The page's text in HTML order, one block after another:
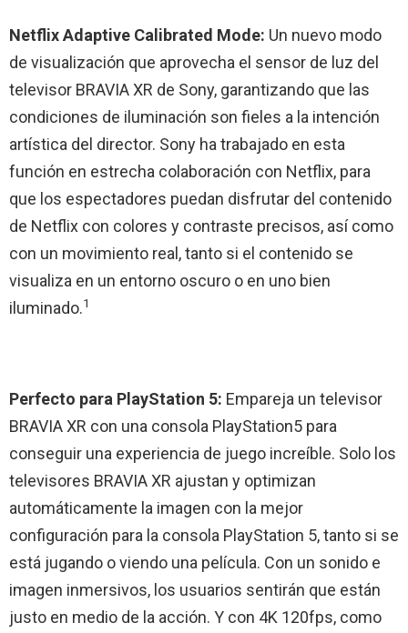
Netflix Adaptive Calibrated Mode: Un nuevo modo
de visualización que aprovecha el sensor de luz del
televisor BRAVIA XR de Sony, garantizando que las
condiciones de iluminación son fieles a la intención
artística del director. Sony ha trabajado en esta
función en estrecha colaboración con Netflix, para
que los espectadores puedan disfrutar del contenido
de Netflix con colores y contraste precisos, así como
con un movimiento real, tanto si el contenido se
visualiza en un entorno oscuro o en uno bien
iluminado.1
Perfecto para PlayStation 5: Empareja un televisor
BRAVIA XR con una consola PlayStation5 para
conseguir una experiencia de juego increíble. Solo los
televisores BRAVIA XR ajustan y optimizan
automáticamente la imagen con la mejor
configuración para la consola PlayStation 5, tanto si se
está jugando o viendo una película. Con un sonido e
imagen inmersivos, los usuarios sentirán que están
justo en medio de la acción. Y con 4K 120fps, como